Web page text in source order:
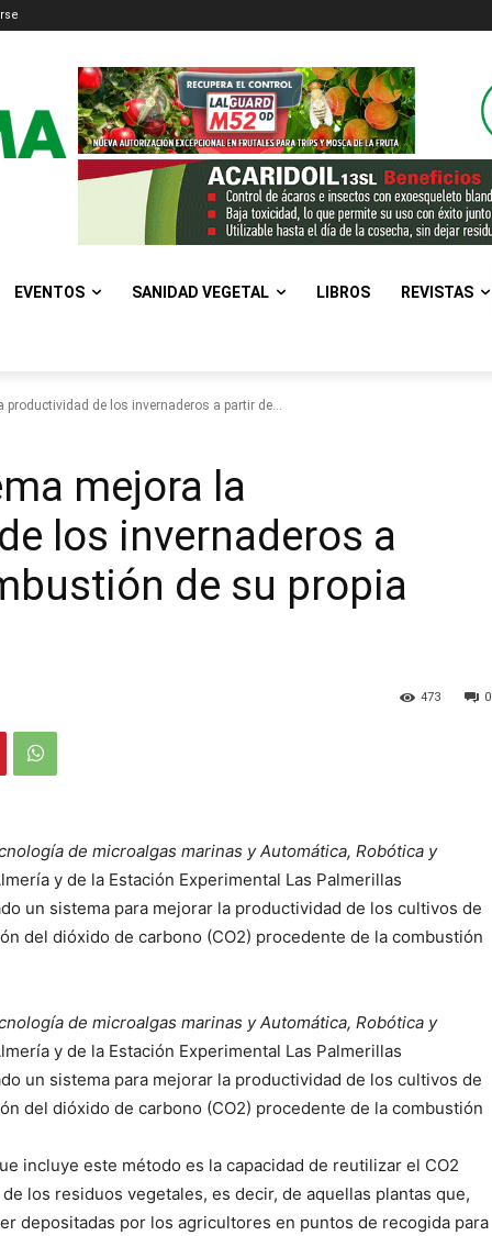
EVENTOS SANIDAD VEGETAL LIBROS REVISTAS
productividad de los invernaderos a partir de...
mejora la
los invernaderos a
de su propia
0
473
de microalgas marinas y Automática, Robótica y
y de la Estación Experimental Las Palmerillas
un sistema para mejorar la productividad de los cultivos de
del dióxido de carbono (CO2) procedente de la combustión
de microalgas marinas y Automática, Robótica y
y de la Estación Experimental Las Palmerillas
un sistema para mejorar la productividad de los cultivos de
del dióxido de carbono (CO2) procedente de la combustión
incluye este método es la capacidad de reutilizar el CO2
los residuos vegetales, es decir, de aquellas plantas que,
depositadas por los agricultores en puntos de recogida para